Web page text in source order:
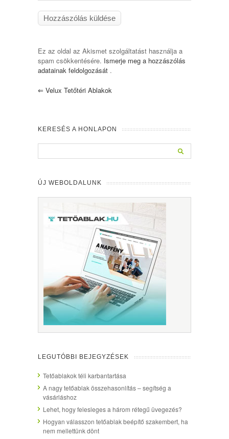
Ez az oldal az Akismet szolgáltatást használja a
spam csökkentésére. Ismerje meg a hozzászólás
adatainak feldolgozását .
⇐ Velux Tetőtéri Ablakok
KERESÉS A HONLAPON
ÚJ WEBOLDALUNK
LEGUTÓBBI BEJEGYZÉSEK
Tetőablakok téli karbantartása
A nagy tetőablak összehasonlítás – segítség a
vásárláshoz
Lehet, hogy felesleges a három rétegű üvegezés?
Hogyan válasszon tetőablak beépítő szakembert, ha
nem mellettünk dönt